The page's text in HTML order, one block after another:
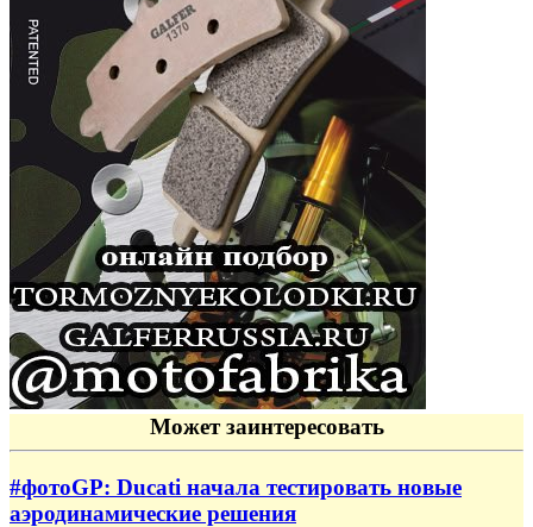
Может заинтересовать
#фотоGP: Ducati начала тестировать новые
аэродинамические решения